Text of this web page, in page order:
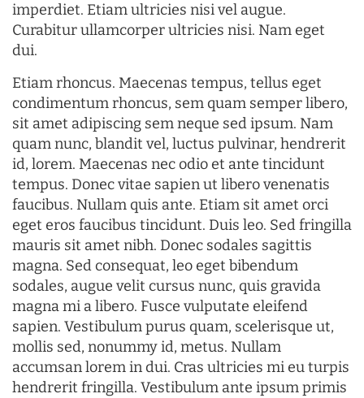
imperdiet. Etiam ultricies nisi vel augue.
Curabitur ullamcorper ultricies nisi. Nam eget
dui.
Etiam rhoncus. Maecenas tempus, tellus eget
condimentum rhoncus, sem quam semper libero,
sit amet adipiscing sem neque sed ipsum. Nam
quam nunc, blandit vel, luctus pulvinar, hendrerit
id, lorem. Maecenas nec odio et ante tincidunt
tempus. Donec vitae sapien ut libero venenatis
faucibus. Nullam quis ante. Etiam sit amet orci
eget eros faucibus tincidunt. Duis leo. Sed fringilla
mauris sit amet nibh. Donec sodales sagittis
magna. Sed consequat, leo eget bibendum
sodales, augue velit cursus nunc, quis gravida
magna mi a libero. Fusce vulputate eleifend
sapien. Vestibulum purus quam, scelerisque ut,
mollis sed, nonummy id, metus. Nullam
accumsan lorem in dui. Cras ultricies mi eu turpis
hendrerit fringilla. Vestibulum ante ipsum primis